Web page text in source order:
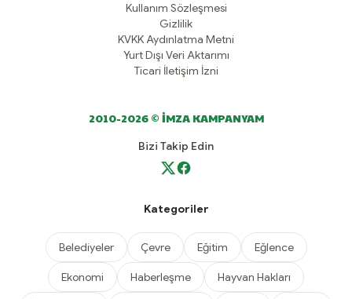
Kullanım Sözleşmesi
Gizlilik
KVKK Aydınlatma Metni
Yurt Dışı Veri Aktarımı
Ticari İletişim İzni
2010-2026 © İMZA KAMPANYAM
Bizi Takip Edin
Kategoriler
Belediyeler Çevre Eğitim Eğlence
Ekonomi Haberleşme Hayvan Hakları